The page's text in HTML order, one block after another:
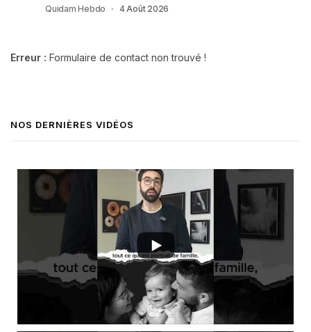
Quidam Hebdo 4 Août 2026
Erreur : Formulaire de contact non trouvé !
NOS DERNIÈRES VIDÉOS